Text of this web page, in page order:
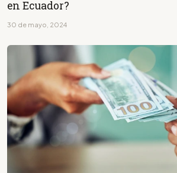
en Ecuador?
30 de mayo, 2024